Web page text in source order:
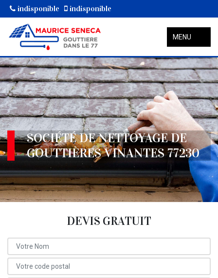
indisponible indisponible
MENU
SOCIÉTÉ DE NETTOYAGE DE
GOUTTIÈRES VINANTES 77230
DEVIS GRATUIT